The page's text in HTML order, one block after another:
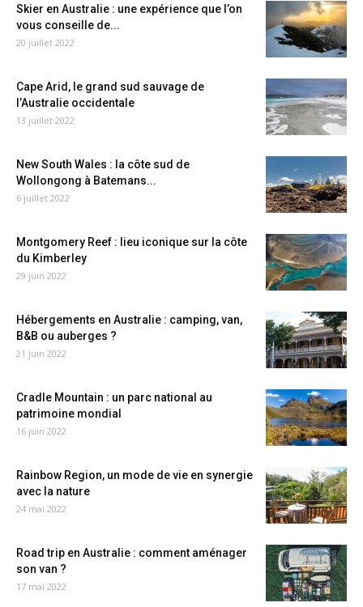
Skier en Australie : une expérience que l’on
vous conseille de...
20 juillet 2022
Cape Arid, le grand sud sauvage de
l’Australie occidentale
13 juillet 2022
New South Wales : la côte sud de
Wollongong à Batemans...
6 juillet 2022
Montgomery Reef : lieu iconique sur la côte
du Kimberley
29 juin 2022
Hébergements en Australie : camping, van,
B&B ou auberges ?
21 juin 2022
Cradle Mountain : un parc national au
patrimoine mondial
16 juin 2022
Rainbow Region, un mode de vie en synergie
avec la nature
24 mai 2022
Road trip en Australie : comment aménager
son van ?
17 mai 2022